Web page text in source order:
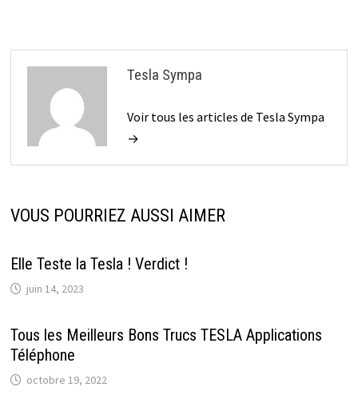
Tesla Sympa
Voir tous les articles de Tesla Sympa
→
VOUS POURRIEZ AUSSI AIMER
Elle Teste la Tesla ! Verdict !
juin 14, 2023
Tous les Meilleurs Bons Trucs TESLA Applications
Téléphone
octobre 19, 2022